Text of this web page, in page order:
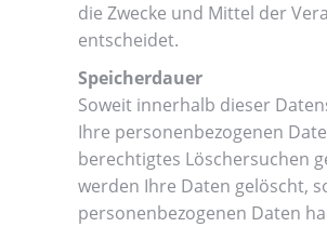
die Zwecke und Mittel der
entscheidet.
Speicherdauer
Soweit innerhalb dieser
Ihre personenbezogenen
berechtigtes Löschersuchen
werden Ihre Daten gelöscht,
personenbezogenen Daten